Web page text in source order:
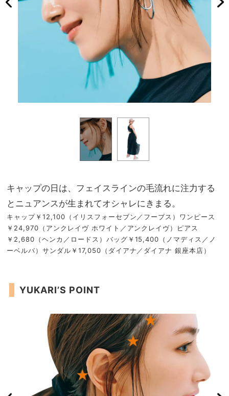
キャップの日は、フェイスラインの毛流れに注力する
とニュアンスが生まれてオシャレにきまる。
キャップ￥12,100（イリスフォーセブン／フーブス）ワンピース
￥24,970（アンクレイヴ ホワイト／アンクレイヴ）ピアス
￥2,680（ヘンカ／ロードス）バッグ￥15,400（ノマディス／ノ
ーベルバ）サンダル￥17,050（ダイアナ／ダイアナ 銀座本店）
YUKARI’S POINT